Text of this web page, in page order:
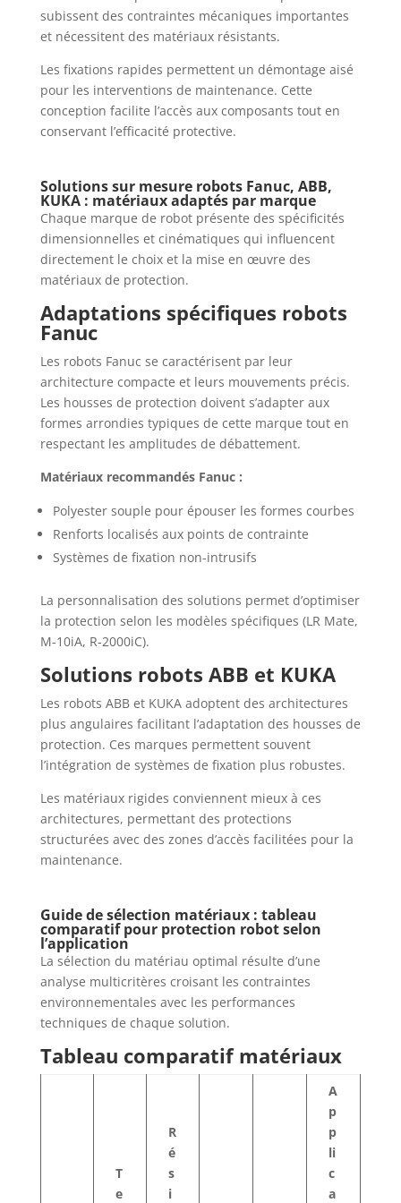
subissent des contraintes mécaniques importantes
et nécessitent des matériaux résistants.
Les fixations rapides permettent un démontage aisé
pour les interventions de maintenance. Cette
conception facilite l’accès aux composants tout en
conservant l’efficacité protective.
Solutions sur mesure robots Fanuc, ABB,
KUKA : matériaux adaptés par marque
Chaque marque de robot présente des spécificités
dimensionnelles et cinématiques qui influencent
directement le choix et la mise en œuvre des
matériaux de protection.
Adaptations spécifiques robots
Fanuc
Les robots Fanuc se caractérisent par leur
architecture compacte et leurs mouvements précis.
Les housses de protection doivent s’adapter aux
formes arrondies typiques de cette marque tout en
respectant les amplitudes de débattement.
Matériaux recommandés Fanuc :
Polyester souple pour épouser les formes courbes
Renforts localisés aux points de contrainte
Systèmes de fixation non-intrusifs
La personnalisation des solutions permet d’optimiser
la protection selon les modèles spécifiques (LR Mate,
M-10iA, R-2000iC).
Solutions robots ABB et KUKA
Les robots ABB et KUKA adoptent des architectures
plus angulaires facilitant l’adaptation des housses de
protection. Ces marques permettent souvent
l’intégration de systèmes de fixation plus robustes.
Les matériaux rigides conviennent mieux à ces
architectures, permettant des protections
structurées avec des zones d’accès facilitées pour la
maintenance.
Guide de sélection matériaux : tableau
comparatif pour protection robot selon
l’application
La sélection du matériau optimal résulte d’une
analyse multicritères croisant les contraintes
environnementales avec les performances
techniques de chaque solution.
Tableau comparatif matériaux
T
e
R
é
s
i
A
p
p
li
c
a